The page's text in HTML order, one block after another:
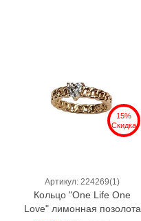
15%
Скидка
Артикул: 224269(1)
Кольцо "One Life One
Love" лимонная позолота